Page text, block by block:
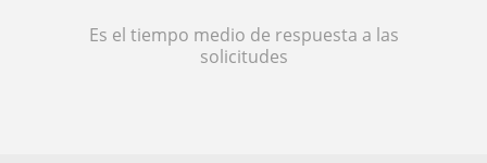
Es el tiempo medio de respuesta a las
solicitudes